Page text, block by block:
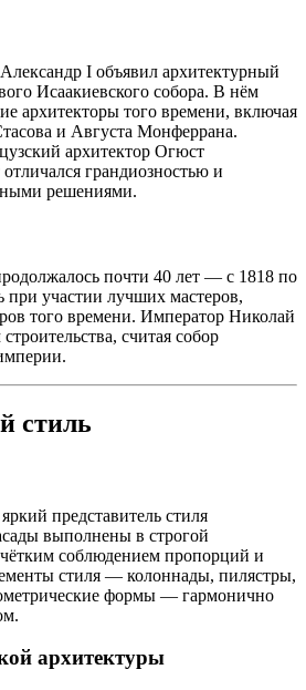
I объявил архитектурный
Исаакиевского собора. В нём
архитекторы того времени, включая
и Августа Монферрана.
архитектор Огюст
грандиозностью и
решениями.
почти 40 лет — с 1818 по
при участии лучших мастеров,
того времени. Император Николай
считая собор
стиль
представитель стиля
выполнены в строгой
чётким соблюдением пропорций и
стиля — колоннады, пилястры,
формы — гармонично
архитектуры